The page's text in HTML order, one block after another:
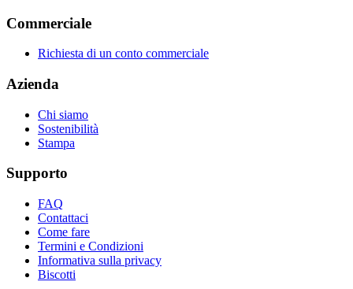
Commerciale
Richiesta di un conto commerciale
Azienda
Chi siamo
Sostenibilità
Stampa
Supporto
FAQ
Contattaci
Come fare
Termini e Condizioni
Informativa sulla privacy
Biscotti